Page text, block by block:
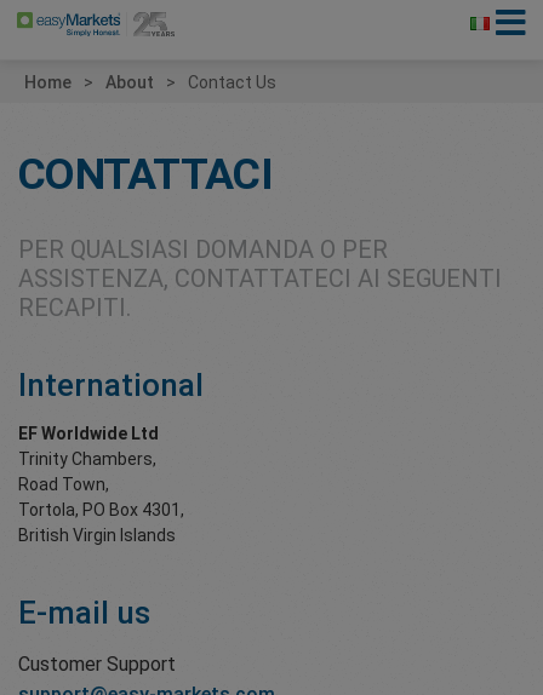
Home About Contact Us
CONTATTACI
PER QUALSIASI DOMANDA O PER
ASSISTENZA, CONTATTATECI AI SEGUENTI
RECAPITI.
International
EF Worldwide Ltd
Trinity Chambers,
Road Town,
Tortola, PO Box 4301,
British Virgin Islands
E-mail us
Customer Support